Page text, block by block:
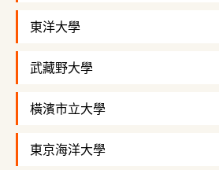
東洋大學
武藏野大學
橫濱市立大學
東京海洋大學